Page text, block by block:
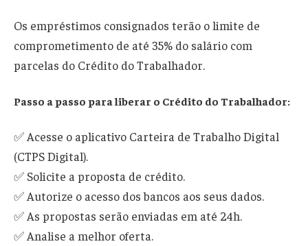
Os empréstimos consignados terão o limite de
comprometimento de até 35% do salário com
parcelas do Crédito do Trabalhador.
Passo a passo para liberar o Crédito do Trabalhador:
✅ Acesse o aplicativo Carteira de Trabalho Digital
(CTPS Digital).
✅ Solicite a proposta de crédito.
✅ Autorize o acesso dos bancos aos seus dados.
✅ As propostas serão enviadas em até 24h.
✅ Analise a melhor oferta.